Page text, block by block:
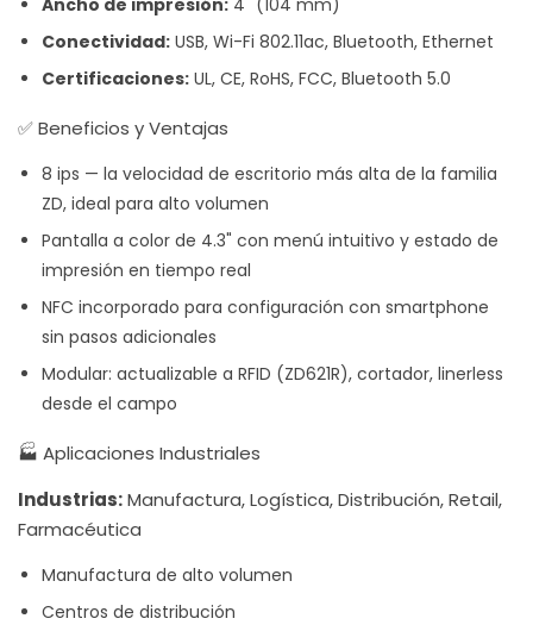
Conectividad: USB, Wi-Fi 802.11ac, Bluetooth, Ethernet
Certificaciones: UL, CE, RoHS, FCC, Bluetooth 5.0
✅ Beneficios y Ventajas
8 ips — la velocidad de escritorio más alta de la familia
ZD, ideal para alto volumen
Pantalla a color de 4.3" con menú intuitivo y estado de
impresión en tiempo real
NFC incorporado para configuración con smartphone
sin pasos adicionales
Modular: actualizable a RFID (ZD621R), cortador, linerless
desde el campo
🏭 Aplicaciones Industriales
Industrias:Manufactura, Logística, Distribución, Retail,
Farmacéutica
Manufactura de alto volumen
Centros de distribución